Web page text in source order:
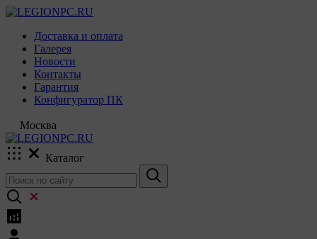
Доставка и оплата
Галерея
Новости
Контакты
Гарантия
Конфигуратор ПК
Москва
Каталог